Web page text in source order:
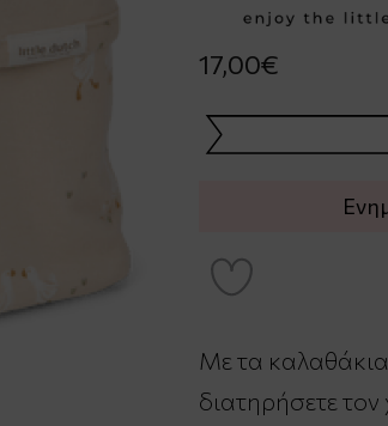
17,00€
Με τα
διατηρήσετε